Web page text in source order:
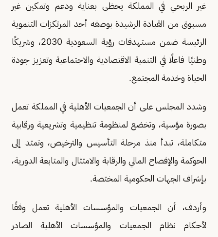
غير الربحي في المملكة يحظى بعناية ودعم وتمكين غير
مسبوق من القيادة الرشيدة بوصفه أحد المرتكزات التنموية
الرئيسة ضمن مستهدفات رؤية السعودية 2030، وشريكًا
وطنيًا فاعلًا في التنمية الاقتصادية والاجتماعية وتعزيز جودة
الحياة وخدمة المجتمع.
وشدد المجلس على أن الجمعيات الأهلية في المملكة تعمل
بصورة مؤسية، وتخضع لمنظومة تنظيمية وتشريعية ورقابية
متكاملة، تبدأ منذ مرحلة التأسيس والترخيص، وتمتد إلى
الحوكمة والإفصاح المالي والرقابة والامتثال والمتابعة الدورية،
بإشراف الجهات الحكومية المختصة.
وأردف، أن الجمعيات والمؤسسات الأهلية تعمل وفقًا
لأحكام نظام الجمعيات والمؤسسات الأهلية الصادر